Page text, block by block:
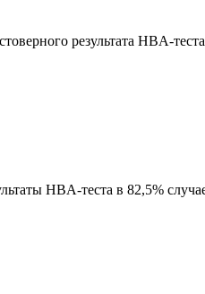
результата HBA-
HBA-теста в 82,5%